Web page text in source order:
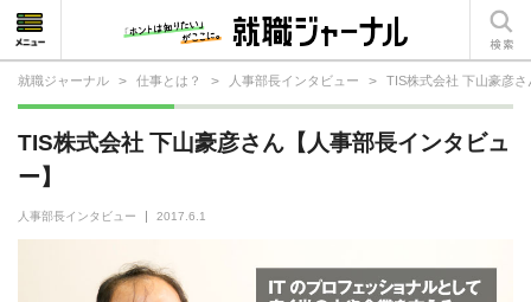
就職ジャーナル > 仕事とは？ > 人事部長インタビュー > TIS株式会社 下山豪彦
TIS株式会社 下山豪彦さん【人事部長インタビュ
ー】
人事部長インタビュー 2017.6.1
就活相談
就活ノウハウ
仕事の選び方・ヒント